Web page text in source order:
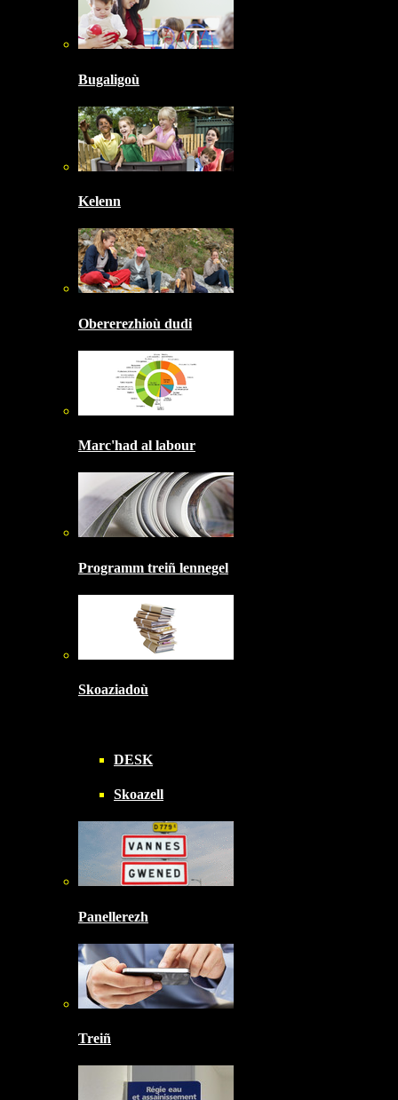
Bugaligoù
Kelenn
Obererezhioù dudi
Marc'had al labour
Programm treiñ lennegel
Skoaziadoù
DESK
Skoazell
Panellerezh
Treiñ